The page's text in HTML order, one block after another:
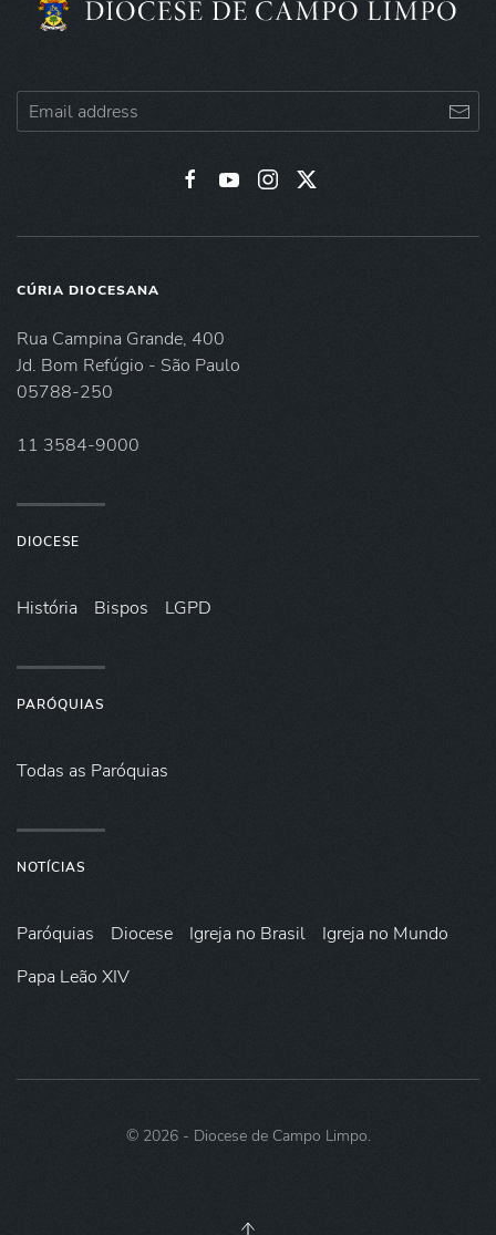
CÚRIA DIOCESANA
Rua Campina Grande, 400
Jd. Bom Refúgio - São Paulo
05788-250
11 3584-9000
DIOCESE
História Bispos LGPD
PARÓQUIAS
Todas as Paróquias
NOTÍCIAS
Paróquias Diocese Igreja no Brasil
Igreja no Mundo
Papa Leão XIV
© 2026- Diocese de Campo Limpo.